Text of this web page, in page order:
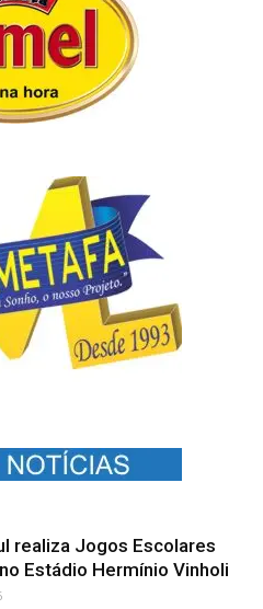
realiza Jogos Escolares
Estádio Hermínio Vinholi